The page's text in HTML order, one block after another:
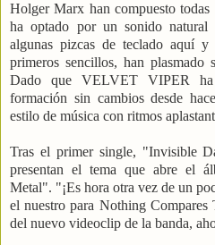
Holger Marx han compuesto
ha optado por un sonido
algunas pizcas de teclado aquí
primeros sencillos, han plasmado
Dado que VELVET VIPER
formación sin cambios desde
estilo de música con ritmos
Tras el primer single, "Invisible
presentan el tema que abre el
Metal". "¡Es hora otra vez de un
el nuestro para Nothing
del nuevo videoclip de la banda,